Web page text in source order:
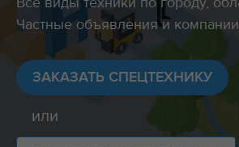
Частные объявления и
ЗАКАЗАТЬ СПЕЦТЕХНИКУ
или